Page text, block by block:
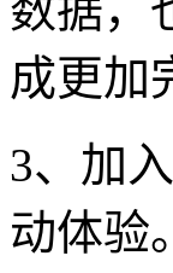
数据，
成更加
3、加
动体验